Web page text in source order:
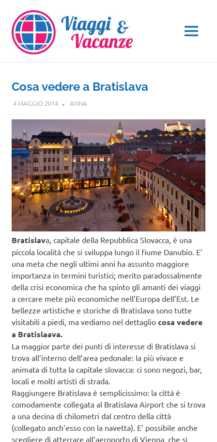
contenuto
MENU
Cosa vedere a Bratislava
4 MAGGIO 2014 ANNA
Bratislava, capitale della Repubblica Slovacca, è una
piccola località che si sviluppa lungo il fiume Danubio. E’
una meta che negli ultimi anni ha assunto maggiore
importanza in termini turistici; merito paradossalmente
della crisi economica che ha spinto gli amanti dei viaggi
a cercare mete più economiche nell’Europa dell’Est. Le
bellezze artistiche e storiche di Bratislava sono tutte
visitabili a piedi, ma vediamo nel dettaglio cosa vedere
a Bratislaava.
La maggior parte dei punti di interesse di Bratislava si
trova all’interno dell’area pedonale: la più vivace e
animata di tutta la capitale slovacca: ci sono negozi, bar,
locali e molti artisti di strada.
Raggiungere Bratislava è semplicissimo: la città è
comodamente collegata al Bratislava Airport che si trova
a una decina di chilometri dal centro della città
(collegato anch’esso con la navetta). E’ possibile anche
scegliere di atterrare all’aeroporto di Vienna, che si